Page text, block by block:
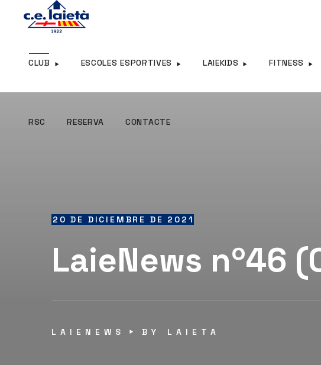
CLUB ESCOLES ESPORTIVES LAIEKIDS FITNESS
RSC RESERVA CONTACTE
RSC RESERVA
20 DE DICIEMBRE DE 2021
LaieNews nº46
LAIENEWS BY LAIETA